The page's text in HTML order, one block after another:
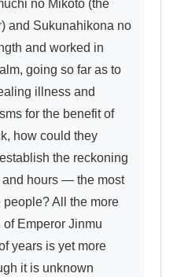
no Mikoto (the
and Sukunahikona no
and worked in
going so far as to
illness and
for the benefit of
how could they
the reckoning
and hours — the most
people? All the more
Emperor Jinmu
years is yet more
it is unknown